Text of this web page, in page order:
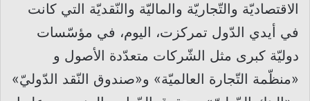
الاقتصاديّة والتّجاريّة والماليّة والنّقديّة التي كانت
في أيدي الدّول تمركزت، اليوم، في مؤسّسات
دوليّة كبرى مثل الشّركات متعدّدة الأصول و
«منظّمة التّجارة العالميّة» و«صندوق النّقد الدّوليّ»